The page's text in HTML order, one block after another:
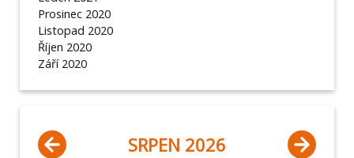
Prosinec 2020
Listopad 2020
Říjen 2020
Září 2020
SRPEN 2026